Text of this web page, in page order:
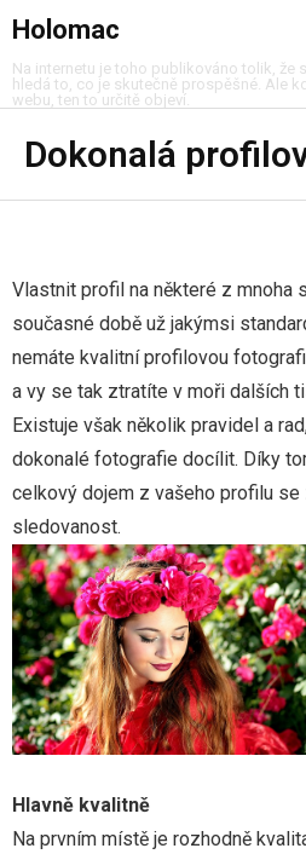
Holomac
Na internetu je toho publikováno tolik, že
hledá to, co je skutečně prospěšné. Ale
webu, ten to určitě objeví.
Cestování
Dům a byt
Muži
Nákupy
Peníze
Služby
Sport
Web
Zábava
Dokonalá
Vlastnit profil na některé z mnoha
současné době už jakýmsi
nemáte kvalitní profilovou
a vy se tak ztratíte v moři dalších
Existuje však několik pravidel a
dokonalé fotografie docílit. Díky
celkový dojem z vašeho profilu
sledovanost.
Hlavně kvalitně
Na prvním místě je rozhodně